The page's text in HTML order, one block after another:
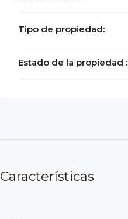
Tipo de propiedad:
Estado de la propiedad :
Características